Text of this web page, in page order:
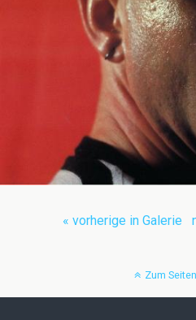
« vorherige in Galerie
Zum